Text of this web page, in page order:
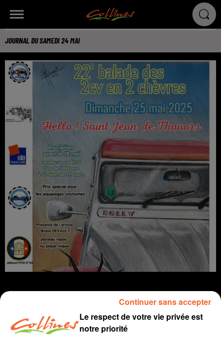
JOURNAL DU SAMEDI 24 MAI
Infos
Le respect de votre vie privée est
notre priorité
Continuer sans accepter